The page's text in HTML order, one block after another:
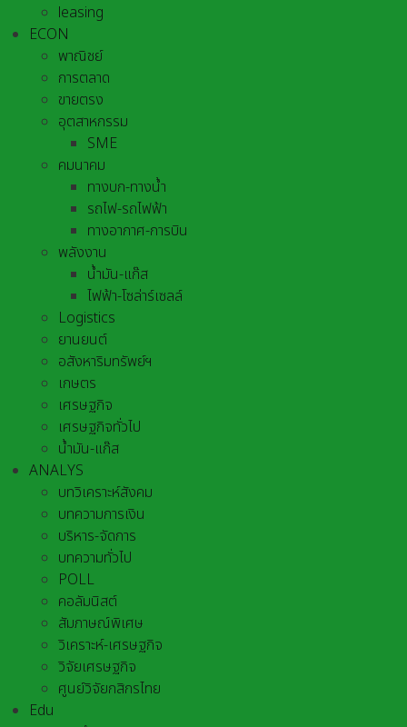
leasing
ECON
พาณิชย์
การตลาด
ขายตรง
อุตสาหกรรม
SME
คมนาคม
ทางบก-ทางน้ำ
รถไฟ-รถไฟฟ้า
ทางอากาศ-การบิน
พลังงาน
น้ำมัน-แก๊ส
ไฟฟ้า-โซล่าร์เซลล์
Logistics
ยานยนต์
อสังหาริมทรัพย์ฯ
เกษตร
เศรษฐกิจ
เศรษฐกิจทั่วไป
น้ำมัน-แก๊ส
ANALYS
บทวิเคราะห์สังคม
บทความการเงิน
บริหาร-จัดการ
บทความทั่วไป
POLL
คอลัมนิสต์
สัมภาษณ์พิเศษ
วิเคราะห์-เศรษฐกิจ
วิจัยเศรษฐกิจ
ศูนย์วิจัยกสิกรไทย
Edu